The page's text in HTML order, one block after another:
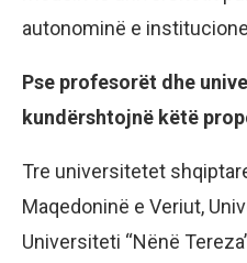
autonominë e
Pse profesorët dhe
kundërshtojnë këtë
Tre universitetet
Maqedoninë e Veriut,
Universiteti “Nënë